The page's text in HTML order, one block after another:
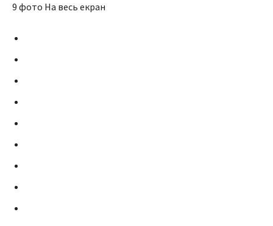
9 фото На весь екран